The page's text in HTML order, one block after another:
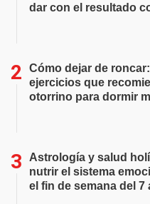
dar con el resultado
Cómo dejar de
ejercicios que
otorrino para dormir
Astrología y salud
nutrir el sistema
el fin de semana del 7